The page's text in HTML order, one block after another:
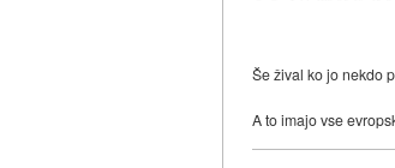
Še žival ko jo nekdo
A to imajo vse